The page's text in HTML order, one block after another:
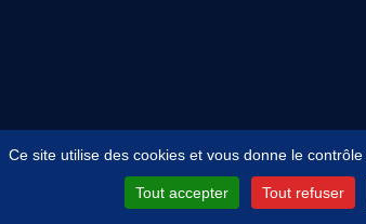
Ce site utilise des cookies et vous donne le
Tout accepter Tout refuser
Accessibilité : partiellement conforme